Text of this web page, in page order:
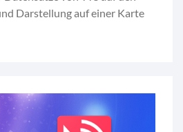
Darstellung auf einer Karte